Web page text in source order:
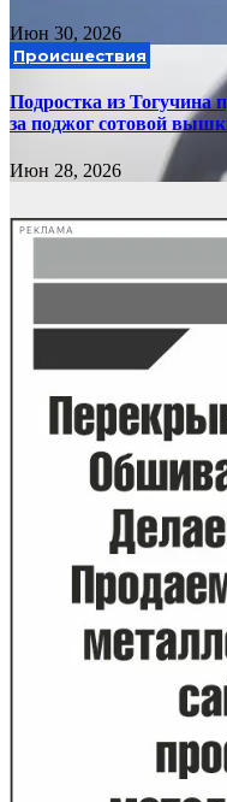
Июн 30, 2026
Происшествия
Подростка из Тогучина
за поджог сотовой
Июн 28, 2026
РЕКЛАМА